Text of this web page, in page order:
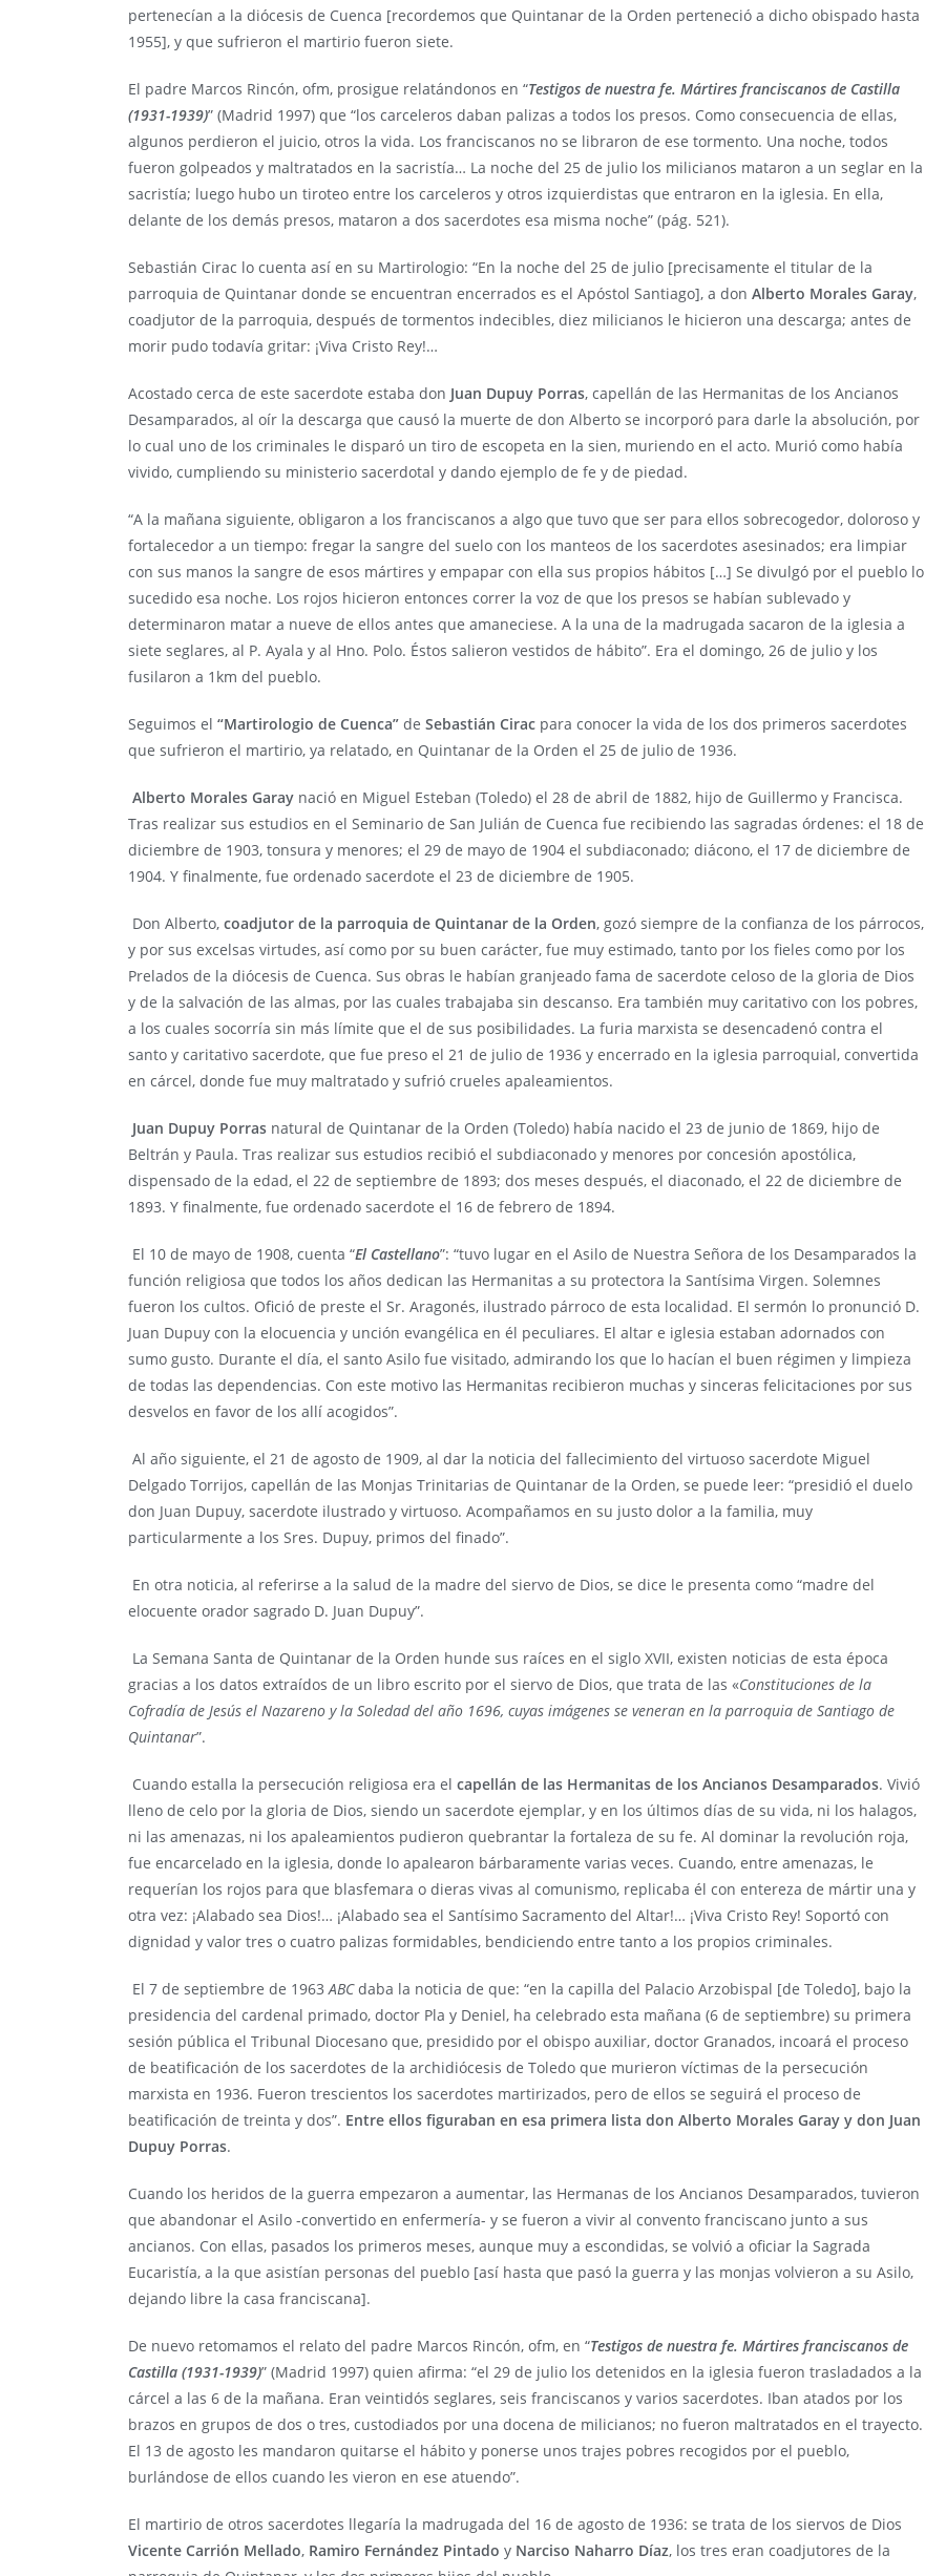
pertenecían a la diócesis de Cuenca [recordemos que Quintanar de la Orden perteneció a dicho obispado hasta
1955], y que sufrieron el martirio fueron siete.
El padre Marcos Rincón, ofm, prosigue relatándonos en “Testigos de nuestra fe. Mártires franciscanos de Castilla
(1931-1939)” (Madrid 1997) que “los carceleros daban palizas a todos los presos. Como consecuencia de ellas,
algunos perdieron el juicio, otros la vida. Los franciscanos no se libraron de ese tormento. Una noche, todos
fueron golpeados y maltratados en la sacristía… La noche del 25 de julio los milicianos mataron a un seglar en la
sacristía; luego hubo un tiroteo entre los carceleros y otros izquierdistas que entraron en la iglesia. En ella,
delante de los demás presos, mataron a dos sacerdotes esa misma noche” (pág. 521).
Sebastián Cirac lo cuenta así en su Martirologio: “En la noche del 25 de julio [precisamente el titular de la
parroquia de Quintanar donde se encuentran encerrados es el Apóstol Santiago], a don Alberto Morales Garay,
coadjutor de la parroquia, después de tormentos indecibles, diez milicianos le hicieron una descarga; antes de
morir pudo todavía gritar: ¡Viva Cristo Rey!…
Acostado cerca de este sacerdote estaba don Juan Dupuy Porras, capellán de las Hermanitas de los Ancianos
Desamparados, al oír la descarga que causó la muerte de don Alberto se incorporó para darle la absolución, por
lo cual uno de los criminales le disparó un tiro de escopeta en la sien, muriendo en el acto. Murió como había
vivido, cumpliendo su ministerio sacerdotal y dando ejemplo de fe y de piedad.
“A la mañana siguiente, obligaron a los franciscanos a algo que tuvo que ser para ellos sobrecogedor, doloroso y
fortalecedor a un tiempo: fregar la sangre del suelo con los manteos de los sacerdotes asesinados; era limpiar
con sus manos la sangre de esos mártires y empapar con ella sus propios hábitos […] Se divulgó por el pueblo lo
sucedido esa noche. Los rojos hicieron entonces correr la voz de que los presos se habían sublevado y
determinaron matar a nueve de ellos antes que amaneciese. A la una de la madrugada sacaron de la iglesia a
siete seglares, al P. Ayala y al Hno. Polo. Éstos salieron vestidos de hábito”. Era el domingo, 26 de julio y los
fusilaron a 1km del pueblo.
Seguimos el “Martirologio de Cuenca” de Sebastián Cirac para conocer la vida de los dos primeros sacerdotes
que sufrieron el martirio, ya relatado, en Quintanar de la Orden el 25 de julio de 1936.
Alberto Morales Garay nació en Miguel Esteban (Toledo) el 28 de abril de 1882, hijo de Guillermo y Francisca.
Tras realizar sus estudios en el Seminario de San Julián de Cuenca fue recibiendo las sagradas órdenes: el 18 de
diciembre de 1903, tonsura y menores; el 29 de mayo de 1904 el subdiaconado; diácono, el 17 de diciembre de
1904. Y finalmente, fue ordenado sacerdote el 23 de diciembre de 1905.
Don Alberto, coadjutor de la parroquia de Quintanar de la Orden, gozó siempre de la confianza de los párrocos,
y por sus excelsas virtudes, así como por su buen carácter, fue muy estimado, tanto por los fieles como por los
Prelados de la diócesis de Cuenca. Sus obras le habían granjeado fama de sacerdote celoso de la gloria de Dios
y de la salvación de las almas, por las cuales trabajaba sin descanso. Era también muy caritativo con los pobres,
a los cuales socorría sin más límite que el de sus posibilidades. La furia marxista se desencadenó contra el
santo y caritativo sacerdote, que fue preso el 21 de julio de 1936 y encerrado en la iglesia parroquial, convertida
en cárcel, donde fue muy maltratado y sufrió crueles apaleamientos.
Juan Dupuy Porras natural de Quintanar de la Orden (Toledo) había nacido el 23 de junio de 1869, hijo de
Beltrán y Paula. Tras realizar sus estudios recibió el subdiaconado y menores por concesión apostólica,
dispensado de la edad, el 22 de septiembre de 1893; dos meses después, el diaconado, el 22 de diciembre de
1893. Y finalmente, fue ordenado sacerdote el 16 de febrero de 1894.
El 10 de mayo de 1908, cuenta “El Castellano”: “tuvo lugar en el Asilo de Nuestra Señora de los Desamparados la
función religiosa que todos los años dedican las Hermanitas a su protectora la Santísima Virgen. Solemnes
fueron los cultos. Ofició de preste el Sr. Aragonés, ilustrado párroco de esta localidad. El sermón lo pronunció D.
Juan Dupuy con la elocuencia y unción evangélica en él peculiares. El altar e iglesia estaban adornados con
sumo gusto. Durante el día, el santo Asilo fue visitado, admirando los que lo hacían el buen régimen y limpieza
de todas las dependencias. Con este motivo las Hermanitas recibieron muchas y sinceras felicitaciones por sus
desvelos en favor de los allí acogidos”.
Al año siguiente, el 21 de agosto de 1909, al dar la noticia del fallecimiento del virtuoso sacerdote Miguel
Delgado Torrijos, capellán de las Monjas Trinitarias de Quintanar de la Orden, se puede leer: “presidió el duelo
don Juan Dupuy, sacerdote ilustrado y virtuoso. Acompañamos en su justo dolor a la familia, muy
particularmente a los Sres. Dupuy, primos del finado”.
En otra noticia, al referirse a la salud de la madre del siervo de Dios, se dice le presenta como “madre del
elocuente orador sagrado D. Juan Dupuy”.
La Semana Santa de Quintanar de la Orden hunde sus raíces en el siglo XVII, existen noticias de esta época
gracias a los datos extraídos de un libro escrito por el siervo de Dios, que trata de las «Constituciones de la
Cofradía de Jesús el Nazareno y la Soledad del año 1696, cuyas imágenes se veneran en la parroquia de Santiago de
Quintanar”.
Cuando estalla la persecución religiosa era el capellán de las Hermanitas de los Ancianos Desamparados. Vivió
lleno de celo por la gloria de Dios, siendo un sacerdote ejemplar, y en los últimos días de su vida, ni los halagos,
ni las amenazas, ni los apaleamientos pudieron quebrantar la fortaleza de su fe. Al dominar la revolución roja,
fue encarcelado en la iglesia, donde lo apalearon bárbaramente varias veces. Cuando, entre amenazas, le
requerían los rojos para que blasfemara o dieras vivas al comunismo, replicaba él con entereza de mártir una y
otra vez: ¡Alabado sea Dios!… ¡Alabado sea el Santísimo Sacramento del Altar!… ¡Viva Cristo Rey! Soportó con
dignidad y valor tres o cuatro palizas formidables, bendiciendo entre tanto a los propios criminales.
El 7 de septiembre de 1963ABCdaba la noticia de que: “en la capilla del Palacio Arzobispal [de Toledo], bajo la
presidencia del cardenal primado, doctor Pla y Deniel, ha celebrado esta mañana (6 de septiembre) su primera
sesión pública el Tribunal Diocesano que, presidido por el obispo auxiliar, doctor Granados, incoará el proceso
de beatificación de los sacerdotes de la archidiócesis de Toledo que murieron víctimas de la persecución
marxista en 1936. Fueron trescientos los sacerdotes martirizados, pero de ellos se seguirá el proceso de
beatificación de treinta y dos”. Entre ellos figuraban en esa primera lista don Alberto Morales Garay y don Juan
Dupuy Porras.
Cuando los heridos de la guerra empezaron a aumentar, las Hermanas de los Ancianos Desamparados, tuvieron
que abandonar el Asilo -convertido en enfermería- y se fueron a vivir al convento franciscano junto a sus
ancianos. Con ellas, pasados los primeros meses, aunque muy a escondidas, se volvió a oficiar la Sagrada
Eucaristía, a la que asistían personas del pueblo [así hasta que pasó la guerra y las monjas volvieron a su Asilo,
dejando libre la casa franciscana].
De nuevo retomamos el relato del padre Marcos Rincón, ofm, en “Testigos de nuestra fe. Mártires franciscanos de
Castilla (1931-1939)” (Madrid 1997) quien afirma: “el 29 de julio los detenidos en la iglesia fueron trasladados a la
cárcel a las 6 de la mañana. Eran veintidós seglares, seis franciscanos y varios sacerdotes. Iban atados por los
brazos en grupos de dos o tres, custodiados por una docena de milicianos; no fueron maltratados en el trayecto.
El 13 de agosto les mandaron quitarse el hábito y ponerse unos trajes pobres recogidos por el pueblo,
burlándose de ellos cuando les vieron en ese atuendo”.
El martirio de otros sacerdotes llegaría la madrugada del 16 de agosto de 1936: se trata de los siervos de Dios
Vicente Carrión Mellado, Ramiro Fernández Pintado y Narciso Naharro Díaz, los tres eran coadjutores de la